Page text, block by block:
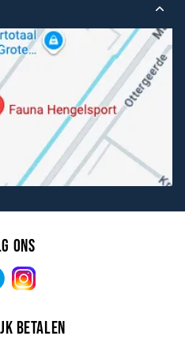
ons
Facebook
betalen